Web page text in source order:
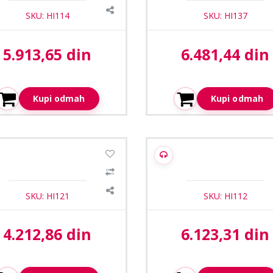
SKU: HI114
Aktuelna cena:
5.913,65 din
Kupi odmah
SKU: HI137
Aktuelna cena:
6.481,44 din
Kupi odmah
HD-T115-AF28-W 2,8mm
HD ColorHunter Warm Light
SKU: HI121
Aktuelna cena:
4.212,86 din
Hippo HD-T145-AF28LM-
2,8mm 5MP HD
Smart Dual-light turret
SKU: HI112
Aktuelna cena:
6.123,31 din